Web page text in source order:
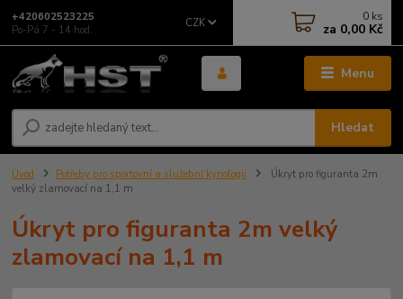
Menu
CZK
Hledat
+420602523225
Po-Pá 7 - 14 hod.
0 ks
za 0,00 Kč
Úvod Potřeby pro sportovní a služební kynologii
Úkryt pro figuranta 2m
velký zlamovací na 1,1 m
Úkryt pro figuranta 2m velký
zlamovací na 1,1 m